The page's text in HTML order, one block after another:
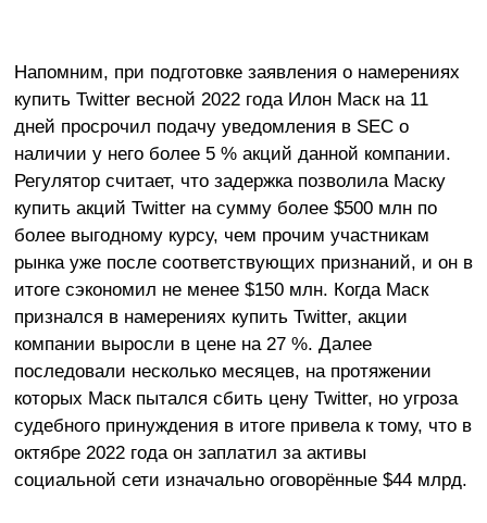
Напомним, при подготовке заявления о намерениях
купить Twitter весной 2022 года Илон Маск на 11
дней просрочил подачу уведомления в SEC о
наличии у него более 5 % акций данной компании.
Регулятор считает, что задержка позволила Маску
купить акций Twitter на сумму более $500 млн по
более выгодному курсу, чем прочим участникам
рынка уже после соответствующих признаний, и он в
итоге сэкономил не менее $150 млн. Когда Маск
признался в намерениях купить Twitter, акции
компании выросли в цене на 27 %. Далее
последовали несколько месяцев, на протяжении
которых Маск пытался сбить цену Twitter, но угроза
судебного принуждения в итоге привела к тому, что в
октябре 2022 года он заплатил за активы
социальной сети изначально оговорённые $44 млрд.